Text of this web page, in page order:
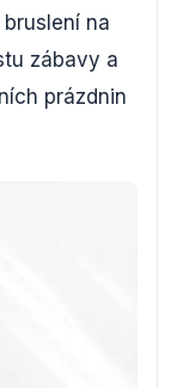
na
zábavy a
prázdnin